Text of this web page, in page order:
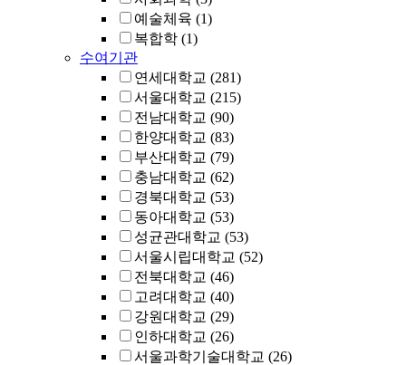
예술체육 (1)
복합학 (1)
수여기관
연세대학교 (281)
서울대학교 (215)
전남대학교 (90)
한양대학교 (83)
부산대학교 (79)
충남대학교 (62)
경북대학교 (53)
동아대학교 (53)
성균관대학교 (53)
서울시립대학교 (52)
전북대학교 (46)
고려대학교 (40)
강원대학교 (29)
인하대학교 (26)
서울과학기술대학교 (26)